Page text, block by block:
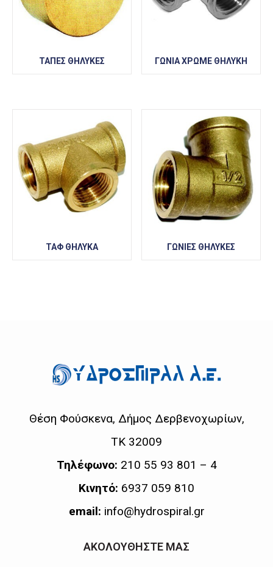
ΤΑΠΕΣ ΘΗΛΥΚΕΣ ΓΩΝΙΑ ΧΡΩΜΕ ΘΗΛΥΚΗ
ΤΑΦ ΘΗΛΥΚΑ ΓΩΝΙΕΣ ΘΗΛΥΚΕΣ
Θέση Φούσκενα, Δήμος Δερβενοχωρίων,
ΤΚ 32009
Τηλέφωνο: 210 55 93 801 – 4
Κινητό: 6937 059 810
email: info@hydrospiral.gr
ΑΚΟΛΟΥΘΗΣΤΕ ΜΑΣ